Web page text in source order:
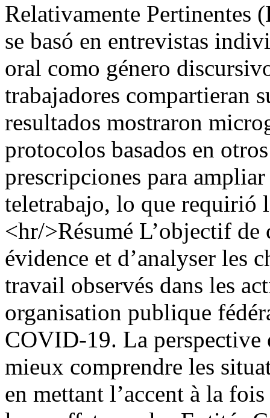
Relativamente Pertinentes
se basó en entrevistas
oral como género
trabajadores compartieran
resultados mostraron
protocolos basados en
prescripciones para
teletrabajo, lo que requirió
<hr/>Résumé L’objectif de
évidence et d’analyser les
travail observés dans les
organisation publique
COVID-19. La perspective
mieux comprendre les
en mettant l’accent à la